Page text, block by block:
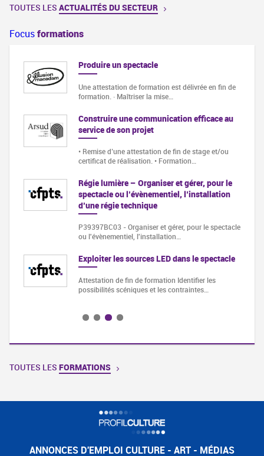
TOUTES LES ACTUALITÉS DU SECTEUR
Focusformations
Produire un spectacle
Une attestation de formation est délivrée en fin de
formation. · Maîtriser la mise…
Construire une communication efficace au
service de son projet
• Remise d’une attestation de fin de stage et/ou
certificat de réalisation. • Formation…
Régie lumière – Organiser et gérer, pour le
spectacle ou l’évènementiel, l’installation
d’une régie technique
P39397BC03 - Organiser et gérer, pour le spectacle
ou l'évènementiel, l'installation…
Exploiter les sources LED dans le spectacle
Attestation de fin de formation Identifier les
possibilités scéniques et les contraintes…
TOUTES LES FORMATIONS
ANNONCES D'EMPLOI CULTURE - ART - MÉDIAS